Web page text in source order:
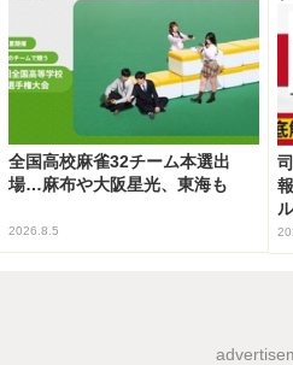
全国高校麻雀32チーム本選出
場…麻布や大阪星光、東海も
2026.8.5